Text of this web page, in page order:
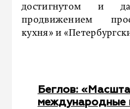
достигнутом и
продвижением
кухня» и
Беглов:
международные